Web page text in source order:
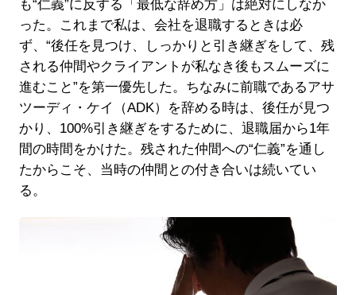
も“仁義”に反する「最低な辞め方」は絶対にしなか
った。これまで私は、会社を退職するときは必
ず、“後任を見つけ、しっかりと引き継ぎをして、残
される仲間やクライアントが私なき後もスムーズに
進むこと”を第一優先した。ちなみに前職であるアサ
ツーディ・ケイ（ADK）を辞める時は、後任が見つ
かり、100%引き継ぎをするために、退職届から1年
間の時間をかけた。残された仲間への“仁義”を通し
たからこそ、当時の仲間との付き合いは続いてい
る。